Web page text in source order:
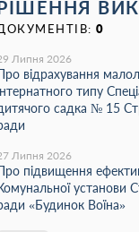
0
Липня 2026
відрахування
типу
садка № 15
Липня 2026
підвищення
установи
«Будинок Воїна»